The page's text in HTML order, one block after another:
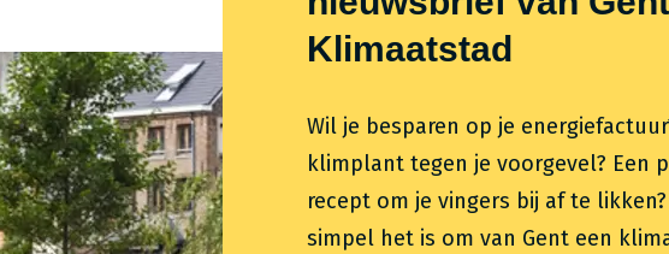
Klimaatstad
Wil je besparen op je
klimplant tegen je voorgevel? Een
recept om je vingers bij af te
simpel het is om van Gent een